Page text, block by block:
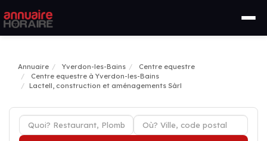
Annuaire Yverdon-les-Bains
Centre equestre
Centre equestre à Yverdon-les-Bains
Lactell, construction et aménagements Sàrl